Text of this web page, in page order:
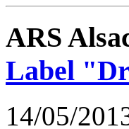
ARS
Label
14/05/